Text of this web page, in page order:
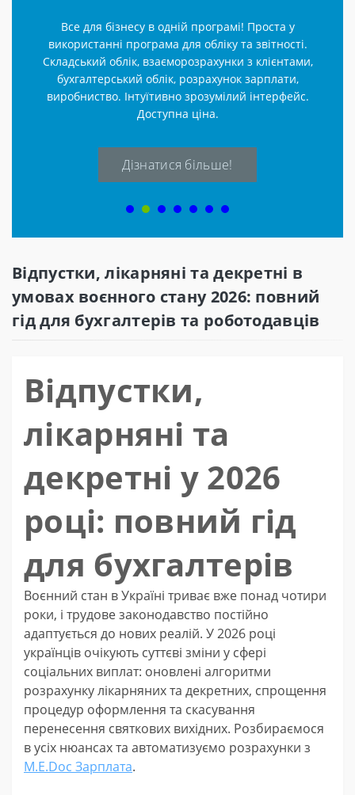
Все для бізнесу в одній програмі! Проста у
використанні програма для обліку та звітності.
Складський облік, взаєморозрахунки з клієнтами,
бухгалтерський облік, розрахунок зарплати,
виробниство. Інтуїтивно зрозумілий інтерфейс.
Доступна ціна.
Дізнатися більше!
Відпустки, лікарняні та декретні в
умовах воєнного стану 2026: повний
гід для бухгалтерів та роботодавців
Відпустки,
лікарняні та
декретні у 2026
році: повний гід
для бухгалтерів
Воєнний стан в Україні триває вже понад чотири
роки, і трудове законодавство постійно
адаптується до нових реалій. У 2026 році
українців очікують суттєві зміни у сфері
соціальних виплат: оновлені алгоритми
розрахунку лікарняних та декретних, спрощення
процедур оформлення та скасування
перенесення святкових вихідних. Розбираємося
в усіх нюансах та автоматизуємо розрахунки з
M.E.Doc Зарплата.